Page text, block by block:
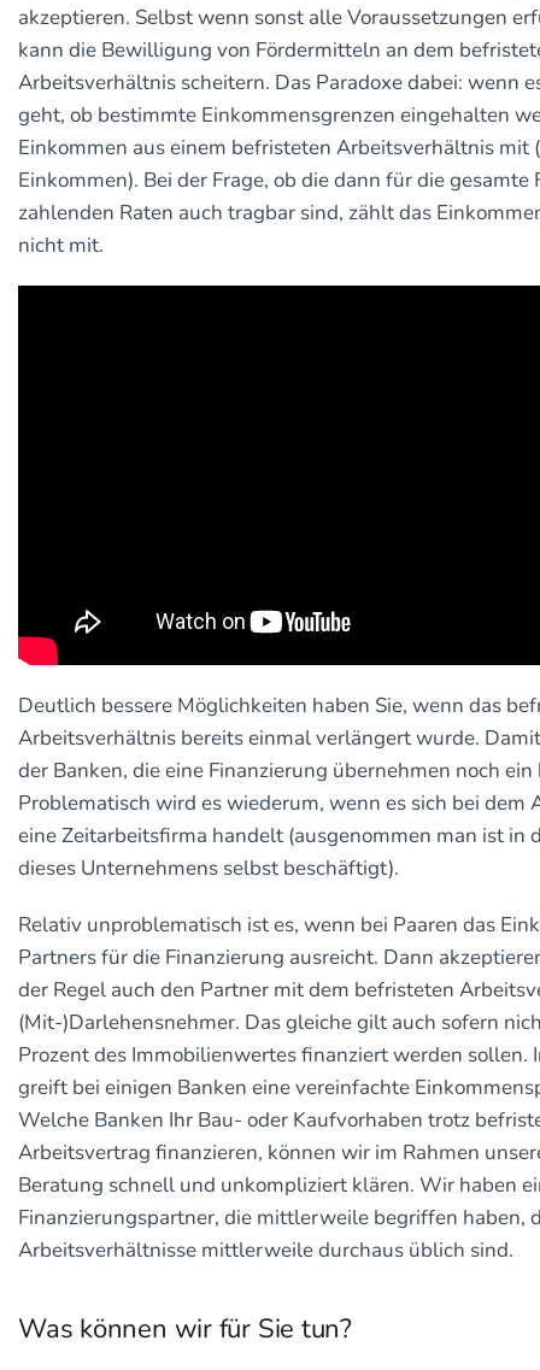
akzeptieren. Selbst wenn sonst alle Voraussetzungen
kann die Bewilligung von Fördermitteln an dem
Arbeitsverhältnis scheitern. Das Paradoxe dabei: wenn
geht, ob bestimmte Einkommensgrenzen eingehalten
Einkommen aus einem befristeten Arbeitsverhältnis mit
Einkommen). Bei der Frage, ob die dann für die gesamte
zahlenden Raten auch tragbar sind, zählt das
nicht mit.
Deutlich bessere Möglichkeiten haben Sie, wenn das
Arbeitsverhältnis bereits einmal verlängert wurde.
der Banken, die eine Finanzierung übernehmen noch
Problematisch wird es wiederum, wenn es sich bei dem
eine Zeitarbeitsfirma handelt (ausgenommen man ist in
dieses Unternehmens selbst beschäftigt).
Relativ unproblematisch ist es, wenn bei Paaren das
Partners für die Finanzierung ausreicht. Dann
der Regel auch den Partner mit dem befristeten
(Mit-)Darlehensnehmer. Das gleiche gilt auch sofern
Prozent des Immobilienwertes finanziert werden sollen.
greift bei einigen Banken eine vereinfachte
Welche Banken Ihr Bau- oder Kaufvorhaben trotz
Arbeitsvertrag finanzieren, können wir im Rahmen
Beratung schnell und unkompliziert klären. Wir haben
Finanzierungspartner, die mittlerweile begriffen haben,
Arbeitsverhältnisse mittlerweile durchaus üblich sind.
Was können wir für Sie tun?